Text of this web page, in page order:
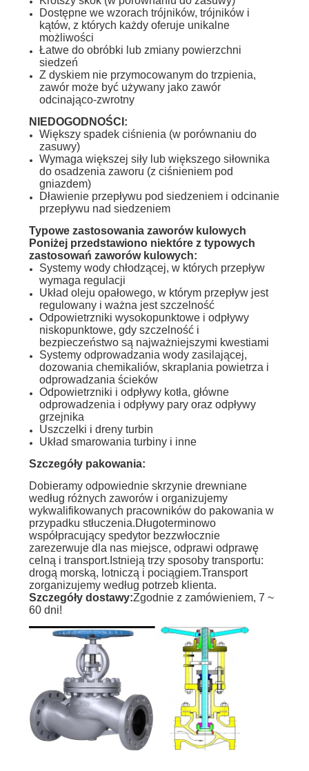
Dostępne we wzorach trójników, trójników i
kątów, z których każdy oferuje unikalne
możliwości
Łatwe do obróbki lub zmiany powierzchni
siedzeń
Z dyskiem nie przymocowanym do trzpienia,
zawór może być używany jako zawór
odcinająco-zwrotny
NIEDOGODNOŚCI:
Większy spadek ciśnienia (w porównaniu do
zasuwy)
Wymaga większej siły lub większego siłownika
do osadzenia zaworu (z ciśnieniem pod
gniazdem)
Dławienie przepływu pod siedzeniem i odcinanie
przepływu nad siedzeniem
Typowe zastosowania zaworów kulowych
Poniżej przedstawiono niektóre z typowych
zastosowań zaworów kulowych:
Systemy wody chłodzącej, w których przepływ
wymaga regulacji
Układ oleju opałowego, w którym przepływ jest
regulowany i ważna jest szczelność
Odpowietrzniki wysokopunktowe i odpływy
niskopunktowe, gdy szczelność i
bezpieczeństwo są najważniejszymi kwestiami
Systemy odprowadzania wody zasilającej,
dozowania chemikaliów, skraplania powietrza i
odprowadzania ścieków
Odpowietrzniki i odpływy kotła, główne
odprowadzenia i odpływy pary oraz odpływy
grzejnika
Uszczelki i dreny turbin
Układ smarowania turbiny i inne
Szczegóły pakowania:
Dobieramy odpowiednie skrzynie drewniane
według różnych zaworów i organizujemy
wykwalifikowanych pracowników do pakowania w
przypadku stłuczenia.Długoterminowo
współpracujący spedytor bezzwłocznie
zarezerwuje dla nas miejsce, odprawi odprawę
celną i transport.Istnieją trzy sposoby transportu:
drogą morską, lotniczą i pociągiem.Transport
zorganizujemy według potrzeb klienta.
Szczegóły dostawy:Zgodnie z zamówieniem, 7 ~
60 dni!